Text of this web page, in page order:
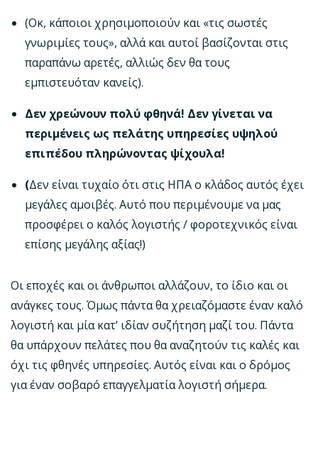
(Οκ, κάποιοι χρησιμοποιούν και «τις σωστές
γνωριμίες τους», αλλά και αυτοί βασίζονται στις
παραπάνω αρετές, αλλιώς δεν θα τους
εμπιστευόταν κανείς).
Δεν χρεώνουν πολύ φθηνά! Δεν γίνεται να
περιμένεις ως πελάτης υπηρεσίες υψηλού
επιπέδου πληρώνοντας ψίχουλα!
(Δεν είναι τυχαίο ότι στις ΗΠΑ ο κλάδος αυτός έχει
μεγάλες αμοιβές. Αυτό που περιμένουμε να μας
προσφέρει ο καλός λογιστής / φοροτεχνικός είναι
επίσης μεγάλης αξίας!)
Οι εποχές και οι άνθρωποι αλλάζουν, το ίδιο και οι
ανάγκες τους. Όμως πάντα θα χρειαζόμαστε έναν καλό
λογιστή και μία κατ’ ιδίαν συζήτηση μαζί του. Πάντα
θα υπάρχουν πελάτες που θα αναζητούν τις καλές και
όχι τις φθηνές υπηρεσίες. Αυτός είναι και ο δρόμος
για έναν σοβαρό επαγγελματία λογιστή σήμερα.